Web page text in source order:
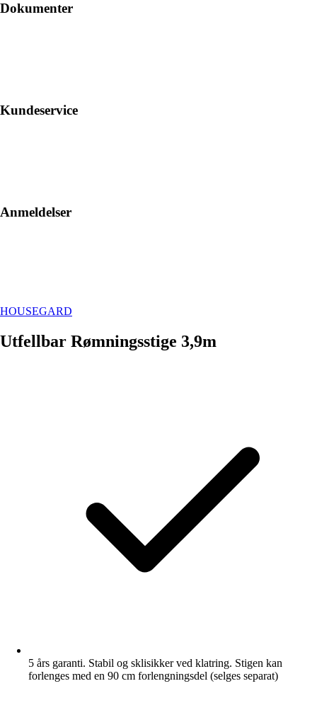
Dokumenter
Kundeservice
Anmeldelser
HOUSEGARD
Utfellbar Rømningsstige 3,9m
5 års garanti. Stabil og sklisikker ved klatring. Stigen kan
forlenges med en 90 cm forlengningsdel (selges separat)